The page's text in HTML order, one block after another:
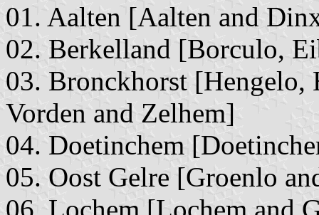
01. Aalten [Aalten and
02. Berkelland [Borculo,
03. Bronckhorst [Hengelo,
Vorden and Zelhem]
04. Doetinchem
05. Oost Gelre [Groenlo
06. Lochem [Lochem and